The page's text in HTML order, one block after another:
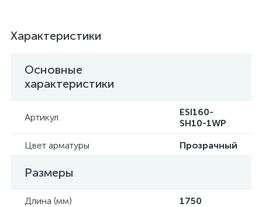
Характеристики
Основные
характеристики
Артикул
ESI160-
SH10-1WP
Цвет арматуры
Прозрачный
Размеры
Длина (мм) 1750